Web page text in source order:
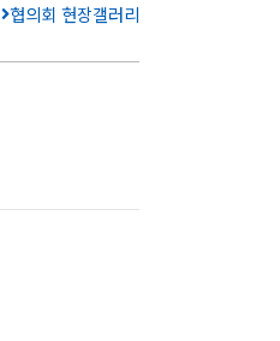
협의회 현장갤러리